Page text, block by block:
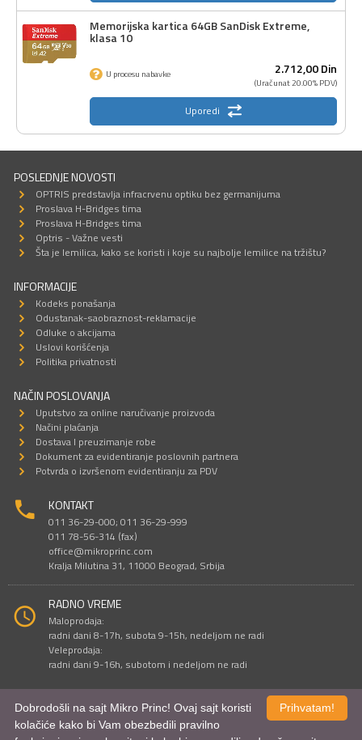
Memorijska kartica 64GB SanDisk Extreme,
klasa 10
2.712,00Din
(Uračunat 20.00% PDV)
U procesu nabavke
Uporedi
POSLEDNJE NOVOSTI
OPTRIS predstavlja infracrvenu optiku bez germanijuma
Proslava H-Bridges tima
Proslava H-Bridges tima
Optris - Važne vesti
Šta je lemilica, kako se koristi i koje su najbolje lemilice na tržištu?
INFORMACIJE
Kodeks ponašanja
Odustanak-saobraznost-reklamacije
Odluke o akcijama
Uslovi korišćenja
Politika privatnosti
NAČIN POSLOVANJA
Uputstvo za online naručivanje proizvoda
Načini plaćanja
Dostava I preuzimanje robe
Dokument za evidentiranje poslovnih partnera
Potvrda o izvršenom evidentiranju za PDV
KONTAKT
011 36-29-000; 011 36-29-999
011 78-56-314 (fax)
office@mikroprinc.com
Kralja Milutina 31, 11000 Beograd, Srbija
RADNO VREME
Maloprodaja:
radni dani 8-17h, subota 9-15h, nedeljom ne radi
Veleprodaja:
radni dani 9-16h, subotom i nedeljom ne radi
Sve cene su iskazane u dinarima. PDV je uračunat u cenu.
© Mikro Princ 1999 - 2026. Sva prava su zadržana.
Prihvatam!
Dobrodošli na sajt Mikro Princ! Ovaj sajt koristi
kolačiće kako bi Vam obezbedili pravilno